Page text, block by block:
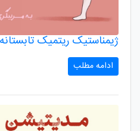
ژیمناستیک ریتمیک تابستانه
ادامه مطلب